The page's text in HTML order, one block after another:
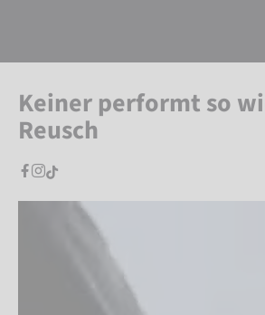
Keiner performt so
Reusch